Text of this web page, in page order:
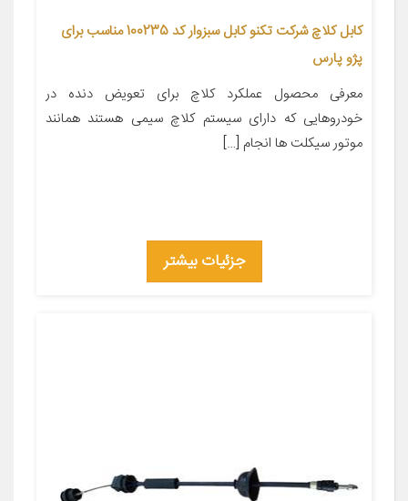
کابل کلاچ شرکت تکنو کابل سبزوار کد 100235 مناسب برای
پژو پارس
معرفی محصول عملکرد کلاچ برای تعویض دنده در
خودروهایی که دارای سیستم کلاچ سیمی هستند همانند
موتور سیکلت ها انجام […]
جزئیات بیشتر